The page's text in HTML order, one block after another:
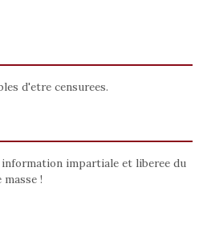
d'etre censurees.
impartiale et liberee du
!